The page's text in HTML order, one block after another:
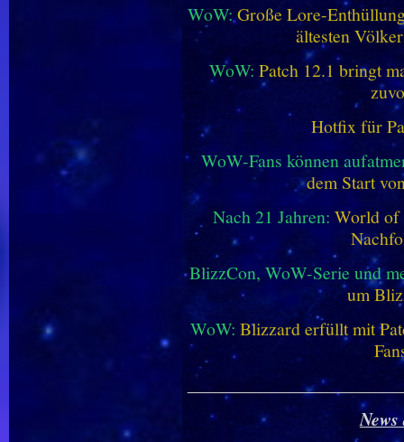
WoW:Große Lore-
ältesten
WoW: Patch 12.1 bringt
Hotfix für
WoW-Fans können
dem Start
Nach 21 Jahren: World of
BlizzCon, WoW-Serie und
um
WoW: Blizzard erfüllt mit